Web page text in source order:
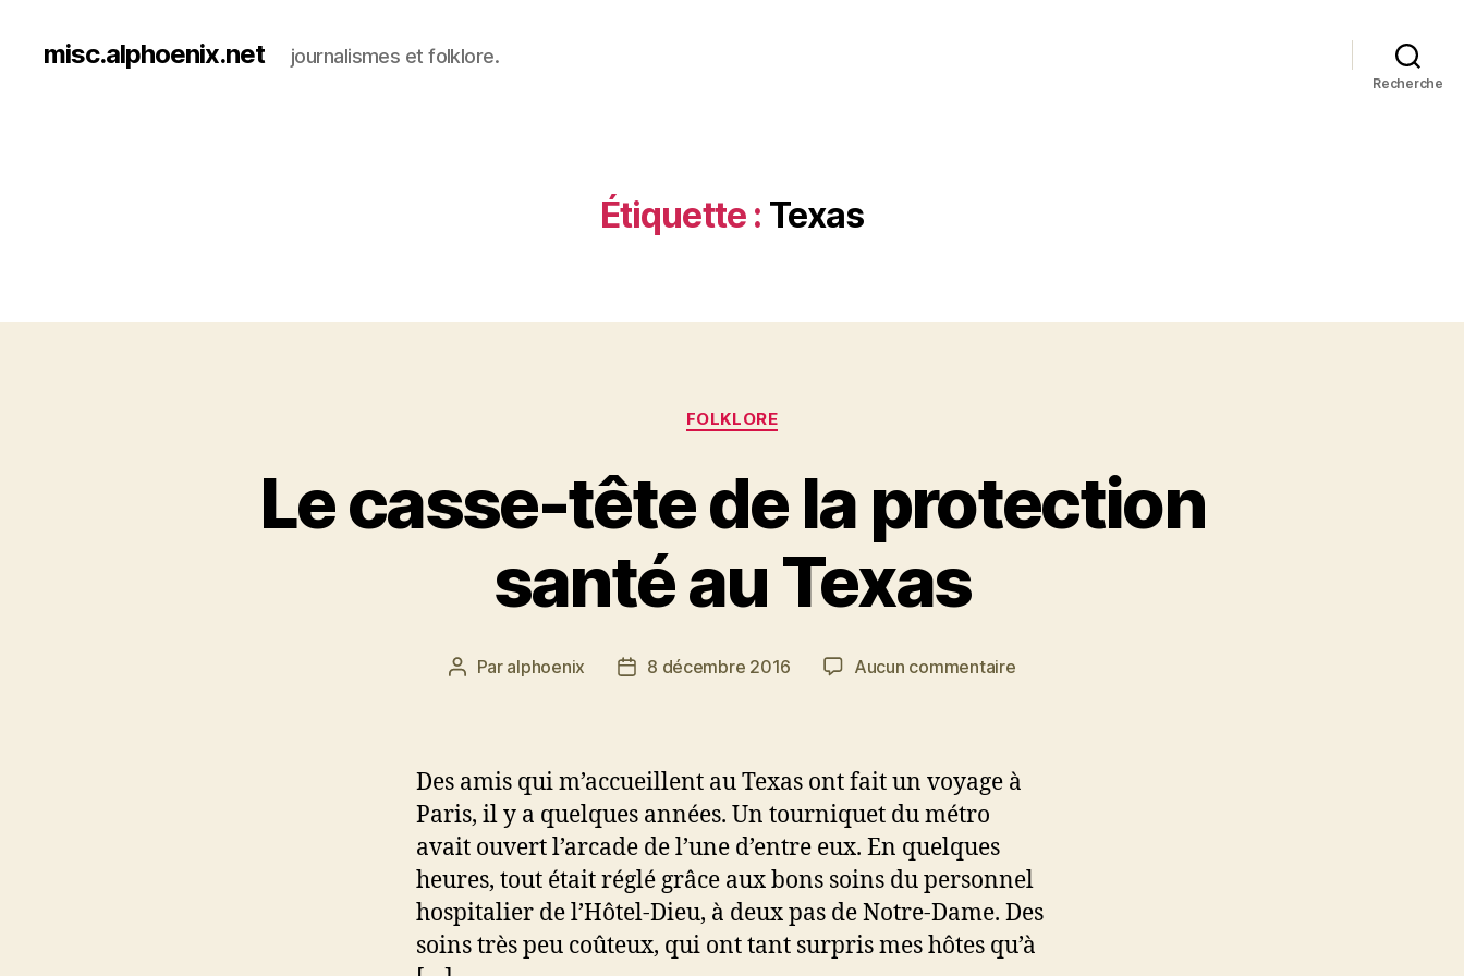
misc.alphoenix.net journalismes et folklore.
Recherche
Étiquette : Texas
Catégories
FOLKLORE
Le casse-tête de la protection
santé au Texas
Auteur
Par alphoenix
Date8 décembre 2016 Aucun commentairesur
de
la
au
Texas
Des amis qui m’accueillent au Texas ont fait un voyage à
Paris, il y a quelques années. Un tourniquet du métro
avait ouvert l’arcade de l’une d’entre eux. En quelques
heures, tout était réglé grâce aux bons soins du personnel
hospitalier de l’Hôtel-Dieu, à deux pas de Notre-Dame. Des
soins très peu coûteux, qui ont tant surpris mes hôtes qu’à